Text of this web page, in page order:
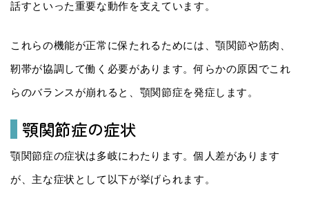
話すといった重要な動作を支えています。
これらの機能が正常に保たれるためには、顎関節や筋肉、
靭帯が協調して働く必要があります。何らかの原因でこれ
らのバランスが崩れると、顎関節症を発症します。
顎関節症の症状
顎関節症の症状は多岐にわたります。個人差があります
が、主な症状として以下が挙げられます。